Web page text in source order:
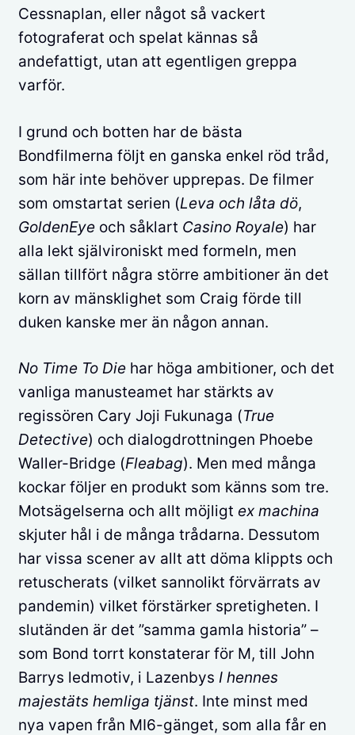
Cessnaplan, eller något så vackert
fotograferat och spelat kännas så
andefattigt, utan att egentligen greppa
varför.
I grund och botten har de bästa
Bondfilmerna följt en ganska enkel röd tråd,
som här inte behöver upprepas. De filmer
som omstartat serien (Leva och låta dö,
GoldenEye och såklart Casino Royale) har
alla lekt självironiskt med formeln, men
sällan tillfört några större ambitioner än det
korn av mänsklighet som Craig förde till
duken kanske mer än någon annan.
No Time To Die har höga ambitioner, och det
vanliga manusteamet har stärkts av
regissören Cary Joji Fukunaga (True
Detective) och dialogdrottningen Phoebe
Waller-Bridge (Fleabag). Men med många
kockar följer en produkt som känns som tre.
Motsägelserna och allt möjligt ex machina
skjuter hål i de många trådarna. Dessutom
har vissa scener av allt att döma klippts och
retuscherats (vilket sannolikt förvärrats av
pandemin) vilket förstärker spretigheten. I
slutänden är det ”samma gamla historia” –
som Bond torrt konstaterar för M, till John
Barrys ledmotiv, i Lazenbys I hennes
majestäts hemliga tjänst. Inte minst med
nya vapen från MI6-gänget, som alla får en